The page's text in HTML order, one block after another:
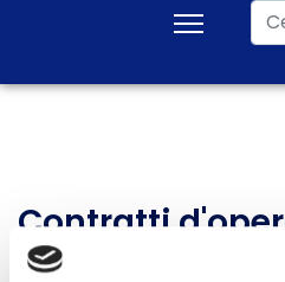
Contratti
Inserisci parte del titolo